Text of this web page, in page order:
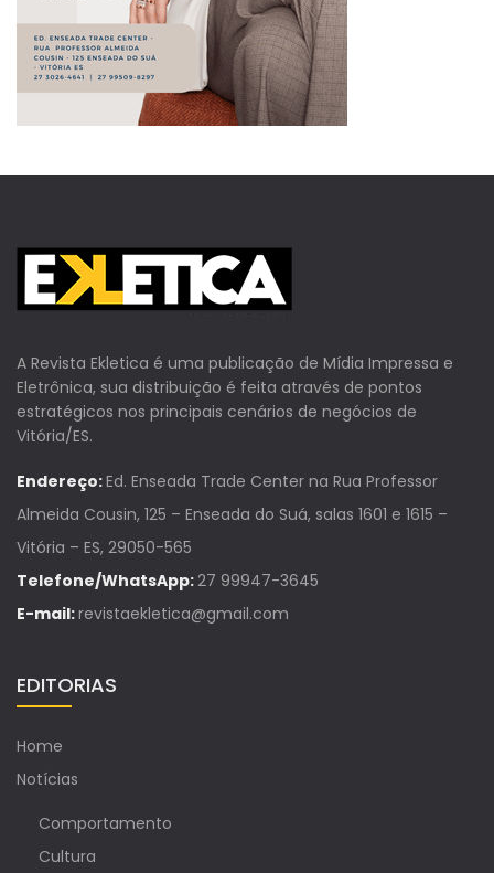
A Revista Ekletica é uma publicação de Mídia Impressa e
Eletrônica, sua distribuição é feita através de pontos
estratégicos nos principais cenários de negócios de
Vitória/ES.
Endereço:Ed. Enseada Trade Center na Rua Professor
Almeida Cousin, 125 – Enseada do Suá, salas 1601 e 1615 –
Vitória – ES, 29050-565
Telefone/WhatsApp:27 99947-3645
E-mail:revistaekletica@gmail.com
EDITORIAS
Home
Notícias
Comportamento
Cultura